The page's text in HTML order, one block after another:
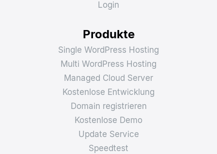
Login
Produkte
Single WordPress Hosting
Multi WordPress Hosting
Managed Cloud Server
Kostenlose Entwicklung
Domain registrieren
Kostenlose Demo
Update Service
Speedtest